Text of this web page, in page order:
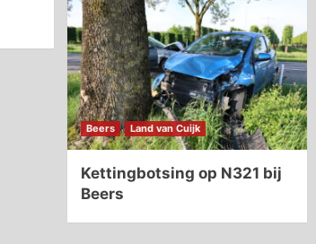
Beers Land van Cuijk
Kettingbotsing op N321 bij
Beers